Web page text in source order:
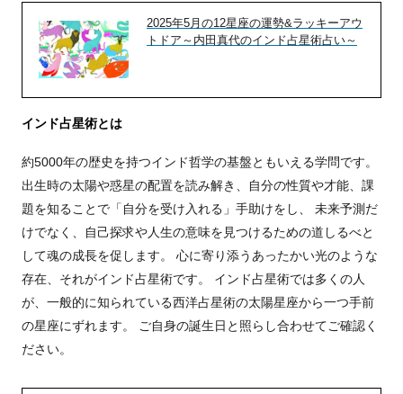
2025年5月の12星座の運勢&ラッキーアウ
トドア～内田真代のインド占星術占い～
インド占星術とは
約5000年の歴史を持つインド哲学の基盤ともいえる学問です。
出生時の太陽や惑星の配置を読み解き、自分の性質や才能、課
題を知ることで「自分を受け入れる」手助けをし、 未来予測だ
けでなく、自己探求や人生の意味を見つけるための道しるべと
して魂の成長を促します。 心に寄り添うあったかい光のような
存在、それがインド占星術です。 インド占星術では多くの人
が、 一般的に知られている西洋占星術の太陽星座から一つ手前
の星座にずれます。
ご自身の誕生日と照らし合わせてご確認く
ださい。